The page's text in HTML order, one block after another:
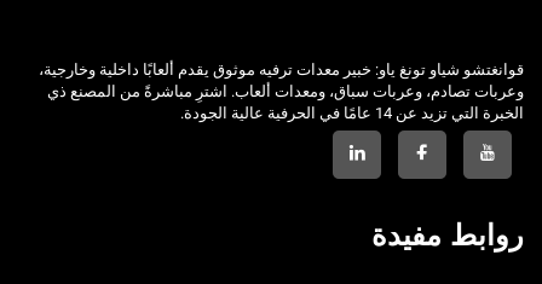
قوانغتشو شياو تونغ ياو: خبير معدات ترفيه موثوق يقدم ألعابًا داخلية وخارجية،
وعربات تصادم، وعربات سباق، ومعدات ألعاب. اشترِ مباشرةً من المصنع ذي
الخبرة التي تزيد عن 14 عامًا في الحرفية عالية الجودة.
روابط مفيدة